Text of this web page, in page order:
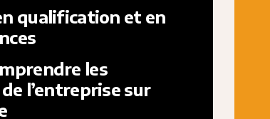
qualification et en
les
l’entreprise sur